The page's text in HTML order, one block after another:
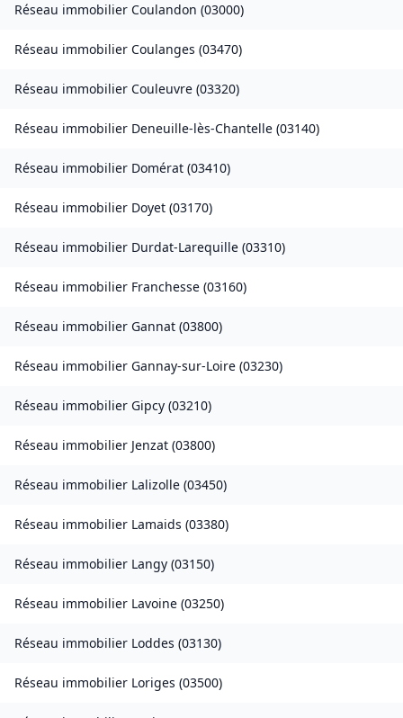
Réseau immobilier Coulandon (03000)
Réseau immobilier Coulanges (03470)
Réseau immobilier Couleuvre (03320)
Réseau immobilier Deneuille-lès-Chantelle (03140)
Réseau immobilier Domérat (03410)
Réseau immobilier Doyet (03170)
Réseau immobilier Durdat-Larequille (03310)
Réseau immobilier Franchesse (03160)
Réseau immobilier Gannat (03800)
Réseau immobilier Gannay-sur-Loire (03230)
Réseau immobilier Gipcy (03210)
Réseau immobilier Jenzat (03800)
Réseau immobilier Lalizolle (03450)
Réseau immobilier Lamaids (03380)
Réseau immobilier Langy (03150)
Réseau immobilier Lavoine (03250)
Réseau immobilier Loddes (03130)
Réseau immobilier Loriges (03500)